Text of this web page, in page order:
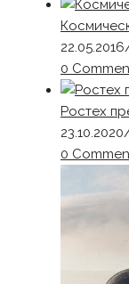
22.05.2016
0
Ростех
23.10.2020
0